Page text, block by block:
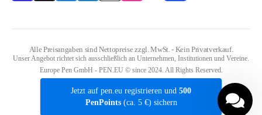
Jetzt auf pen.eu registrieren und 500
PenPoints(ca. 5 €) sichern
Alle Preisangaben sind Nettopreise zzgl. MwSt. - Kein Privatverkauf.
Unser Angebot richtet sich ausschließlich an Unternehmen, Institutionen und Vereine.
Europe Pen GmbH - PEN.EU © since 2024. All Rights Reserved.